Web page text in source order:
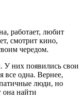
работает, любит
смотрит кино,
чередом.
них появились свои
все одна. Вернее,
люди, но
найти